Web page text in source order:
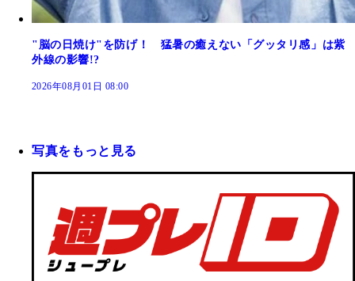
"脳の日焼け"を防げ！ 猛暑の癒えない「グッタリ感」は紫
外線の影響!?
2026年08月01日 08:00
写真をもっと見る